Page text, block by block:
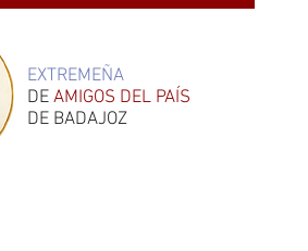
EXTREMEÑA
DE AMIGOS DEL PAÍS
DE BADAJOZ